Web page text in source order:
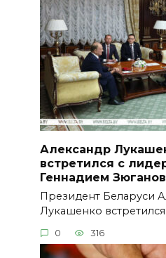
Александр
встретился с
Геннадием
Президент Беларуси
Лукашенко встретился
0 316